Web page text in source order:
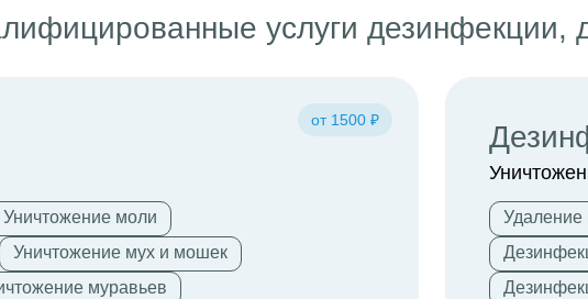
услуги дезинфекции,
от 1500 ₽
Уничтожение моли
Уничтожение мух и мошек
муравьев
Удаление